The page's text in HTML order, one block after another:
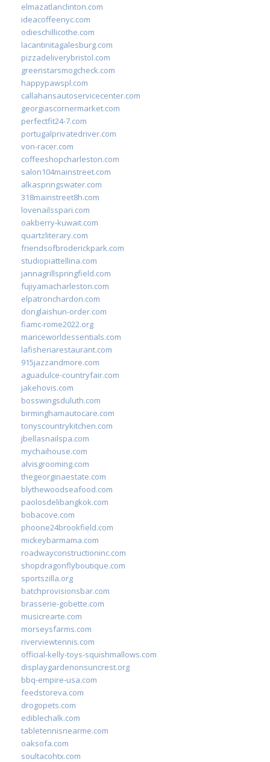
elmazatlanclinton.com
ideacoffeenyc.com
odieschillicothe.com
lacantinitagalesburg.com
pizzadeliverybristol.com
greenstarsmogcheck.com
happypawspl.com
callahansautoservicecenter.com
georgiascornermarket.com
perfectfit24-7.com
portugalprivatedriver.com
von-racer.com
coffeeshopcharleston.com
salon104mainstreet.com
alkaspringswater.com
318mainstreet8h.com
lovenailsspari.com
oakberry-kuwait.com
quartzliterary.com
friendsofbroderickpark.com
studiopiattellina.com
jannagrillspringfield.com
fujiyamacharleston.com
elpatronchardon.com
donglaishun-order.com
fiamc-rome2022.org
mariceworldessentials.com
lafisheriarestaurant.com
915jazzandmore.com
aguadulce-countryfair.com
jakehovis.com
bosswingsduluth.com
birminghamautocare.com
tonyscountrykitchen.com
jbellasnailspa.com
mychaihouse.com
alvisgrooming.com
thegeorginaestate.com
blythewoodseafood.com
paolosdelibangkok.com
bobacove.com
phoone24brookfield.com
mickeybarmama.com
roadwayconstructioninc.com
shopdragonflyboutique.com
sportszilla.org
batchprovisionsbar.com
brasserie-gobette.com
musicrearte.com
morseysfarms.com
riverviewtennis.com
official-kelly-toys-squishmallows.com
displaygardenonsuncrest.org
bbq-empire-usa.com
feedstoreva.com
drogopets.com
ediblechalk.com
tabletennisnearme.com
oaksofa.com
soultacohtx.com